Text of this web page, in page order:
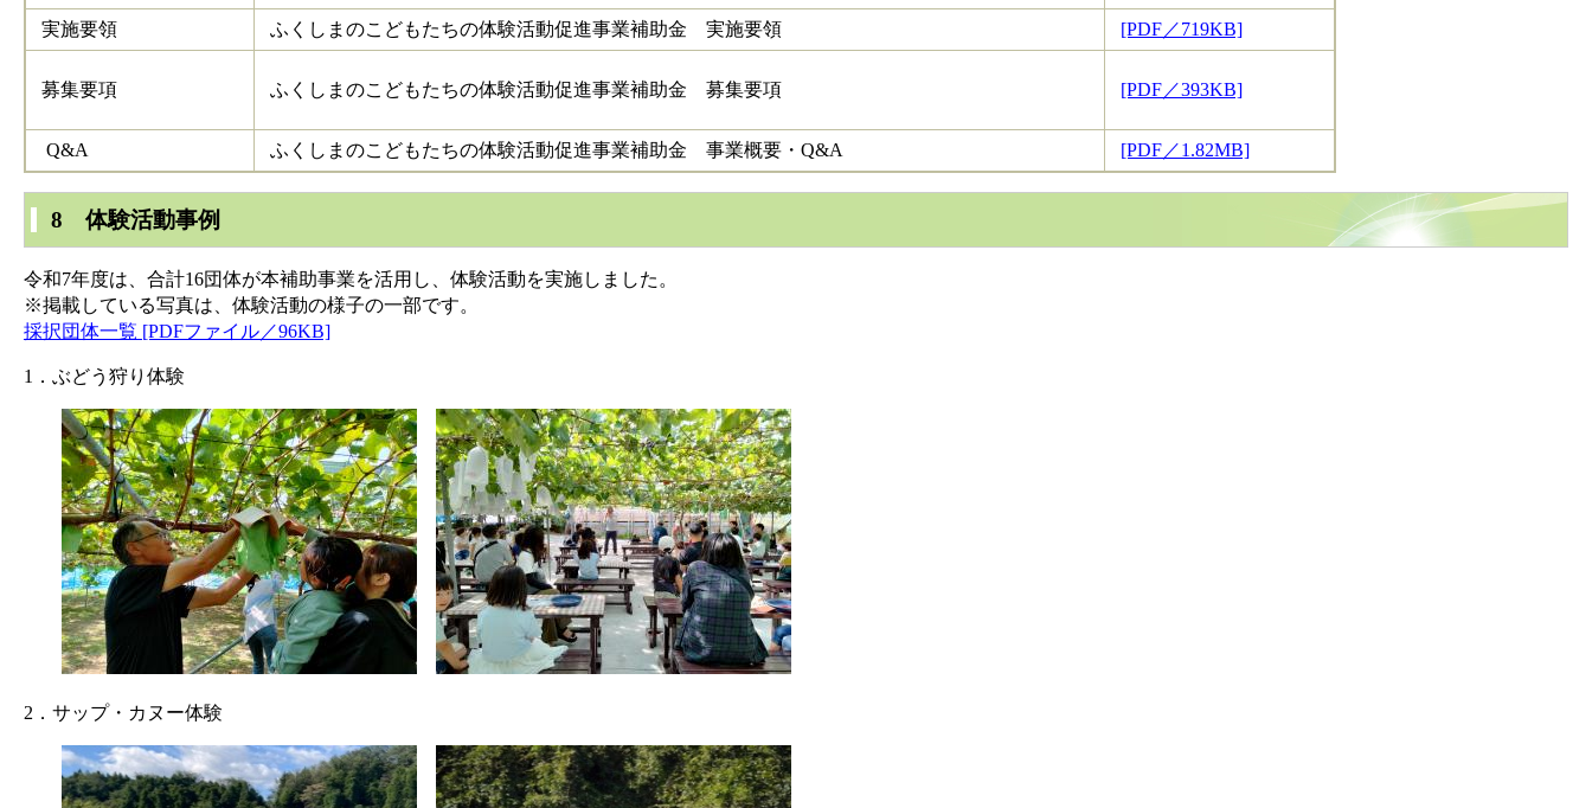
実施要領 ふくしまのこどもたちの体験活動促進事業補助金 実施要領 [PDF／719KB]
募集要項 ふくしまのこどもたちの体験活動促進事業補助金 募集要項 [PDF／393KB]
Q&A ふくしまのこどもたちの体験活動促進事業補助金 事業概要・Q&A [PDF／1.82MB]
8 体験活動事例
令和7年度は、合計16団体が本補助事業を活用し、体験活動を実施しました。
※掲載している写真は、体験活動の様子の一部です。​
採択団体一覧 [PDFファイル／96KB]
1．ぶどう狩り体験
2．サップ・カヌー体験